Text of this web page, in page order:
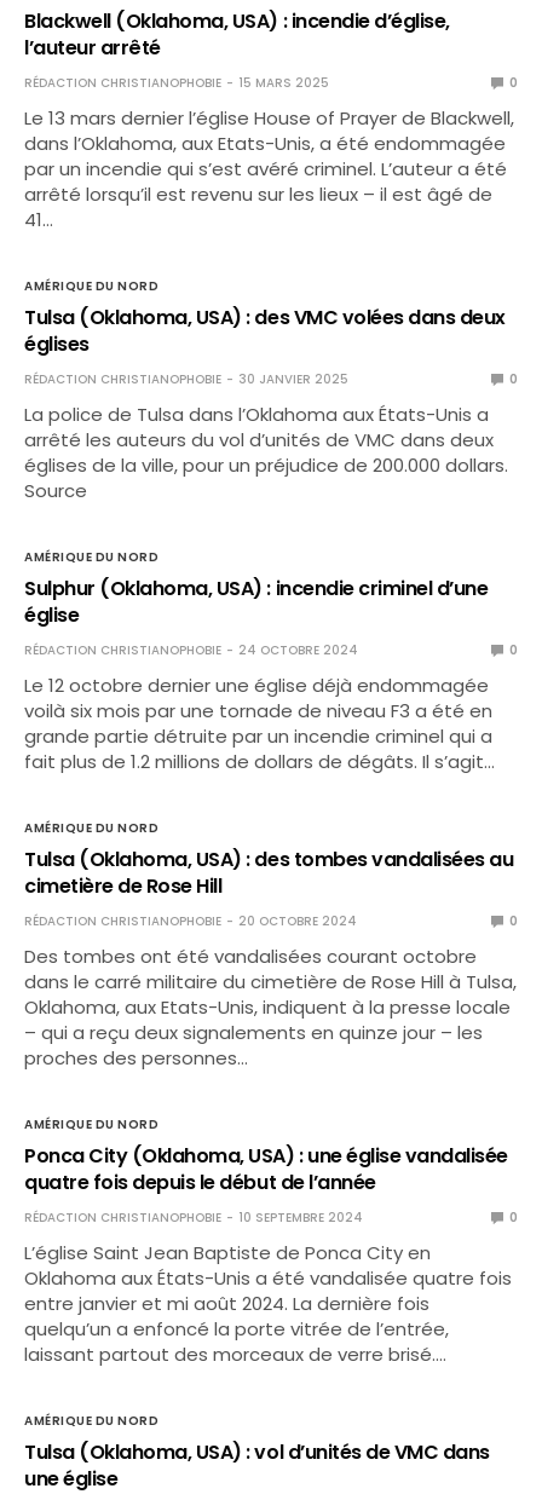
Blackwell (Oklahoma, USA) : incendie d’église,
l’auteur arrêté
RÉDACTION CHRISTIANOPHOBIE 15 MARS 2025 0
Le 13 mars dernier l’église House of Prayer de Blackwell,
dans l’Oklahoma, aux Etats-Unis, a été endommagée
par un incendie qui s’est avéré criminel. L’auteur a été
arrêté lorsqu’il est revenu sur les lieux – il est âgé de
41…
AMÉRIQUE DU NORD
Tulsa (Oklahoma, USA) : des VMC volées dans deux
églises
RÉDACTION CHRISTIANOPHOBIE 30 JANVIER 2025 0
La police de Tulsa dans l’Oklahoma aux États-Unis a
arrêté les auteurs du vol d’unités de VMC dans deux
églises de la ville, pour un préjudice de 200.000 dollars.
Source
AMÉRIQUE DU NORD
Sulphur (Oklahoma, USA) : incendie criminel d’une
église
RÉDACTION CHRISTIANOPHOBIE 24 OCTOBRE 2024 0
Le 12 octobre dernier une église déjà endommagée
voilà six mois par une tornade de niveau F3 a été en
grande partie détruite par un incendie criminel qui a
fait plus de 1.2 millions de dollars de dégâts. Il s’agit…
AMÉRIQUE DU NORD
Tulsa (Oklahoma, USA) : des tombes vandalisées au
cimetière de Rose Hill
RÉDACTION CHRISTIANOPHOBIE 20 OCTOBRE 2024 0
Des tombes ont été vandalisées courant octobre
dans le carré militaire du cimetière de Rose Hill à Tulsa,
Oklahoma, aux Etats-Unis, indiquent à la presse locale
– qui a reçu deux signalements en quinze jour – les
proches des personnes…
AMÉRIQUE DU NORD
Ponca City (Oklahoma, USA) : une église vandalisée
quatre fois depuis le début de l’année
RÉDACTION CHRISTIANOPHOBIE 10 SEPTEMBRE 2024 0
L’église Saint Jean Baptiste de Ponca City en
Oklahoma aux États-Unis a été vandalisée quatre fois
entre janvier et mi août 2024. La dernière fois
quelqu’un a enfoncé la porte vitrée de l’entrée,
laissant partout des morceaux de verre brisé.…
AMÉRIQUE DU NORD
Tulsa (Oklahoma, USA) : vol d’unités de VMC dans
une église